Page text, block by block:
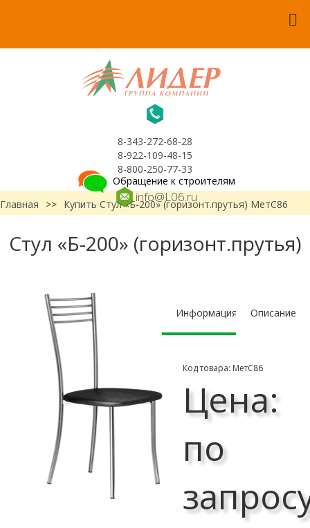
8-343-272-68-28
8-922-109-48-15
8-800-250-77-33
info@L06.ru
Обращение к строителям
Главная
>> Купить Стул «Б-200» (горизонт.прутья) МетС86
Стул «Б-200» (горизонт.прутья)
Информация Описание
Код товара: МетС86
Цена:
по